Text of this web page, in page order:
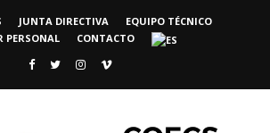
JUNTA DIRECTIVA
EQUIPO TÉCNICO
PERSONAL
CONTACTO